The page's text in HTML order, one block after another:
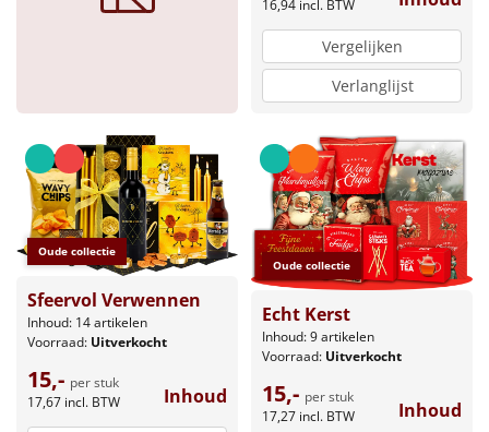
16,94 incl. BTW
Vergelijken
Verlanglijst
Oude collectie
Sfeervol Verwennen
Inhoud: 14 artikelen
Voorraad: Uitverkocht
15,- per stuk
17,67 incl. BTW Inhoud
Oude collectie
Echt Kerst
Inhoud: 9 artikelen
Voorraad: Uitverkocht
15,- per stuk
17,27 incl. BTW Inhoud